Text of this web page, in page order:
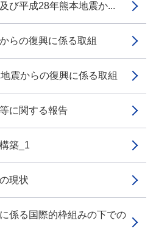
び平成28年熊本地震か...
らの復興に係る取組
震からの復興に係る取組
に関する報告
築_1
現状
係る国際的枠組みの下での